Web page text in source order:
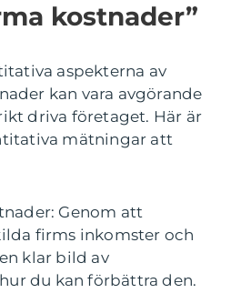
kostnader”
aspekterna av
kan vara avgörande
driva företaget. Här är
mätningar att
Genom att
firms inkomster och
klar bild av
du kan förbättra den.